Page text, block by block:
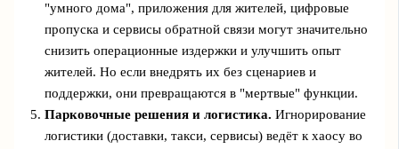
"умного дома", приложения для жителей, цифровые
пропуска и сервисы обратной связи могут значительно
снизить операционные издержки и улучшить опыт
жителей. Но если внедрять их без сценариев и
поддержки, они превращаются в "мертвые" функции.
Парковочные решения и логистика. Игнорирование
логистики (доставки, такси, сервисы) ведёт к хаосу во